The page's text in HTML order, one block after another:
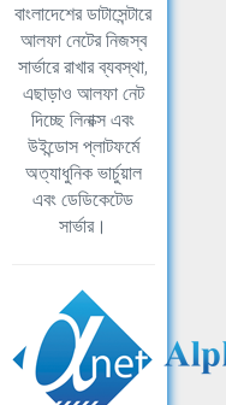
বাংলাদেশের ডাটাসেন্টারে
আলফা নেটের নিজস্ব
সার্ভারে রাখার ব্যবস্থা,
এছাড়াও আলফা নেট
দিচ্ছে লিনাক্স এবং
উইন্ডোস প্লাটফর্মে
অত্যাধুনিক ভার্চুয়াল
এবং ডেডিকেটেড
সার্ভার।